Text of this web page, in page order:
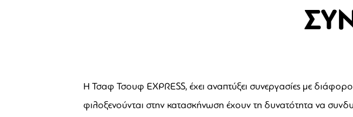
Η Τσαφ Τσουφ EXPRESS, έχει αναπτύξει συνεργασίες με
φιλοξενούνται στην κατασκήνωση έχουν τη δυνατότητα να